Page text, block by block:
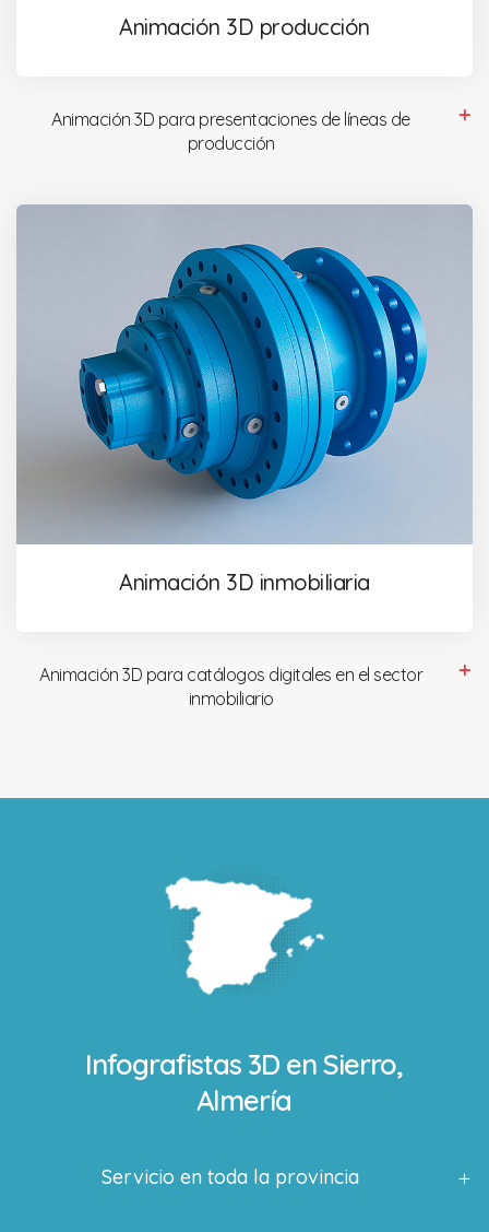
Animación 3D producción
Animación 3D para presentaciones de líneas de
producción
Animación 3D inmobiliaria
Animación 3D para catálogos digitales en el sector
inmobiliario
Infografistas 3D enSierro,
Almería
Servicio en toda la provincia